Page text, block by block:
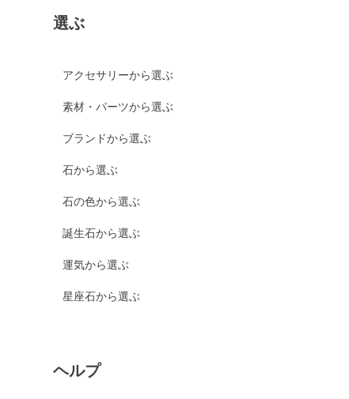
選ぶ
アクセサリーから選ぶ
素材・パーツから選ぶ
ブランドから選ぶ
石から選ぶ
石の色から選ぶ
誕生石から選ぶ
運気から選ぶ
星座石から選ぶ
ヘルプ